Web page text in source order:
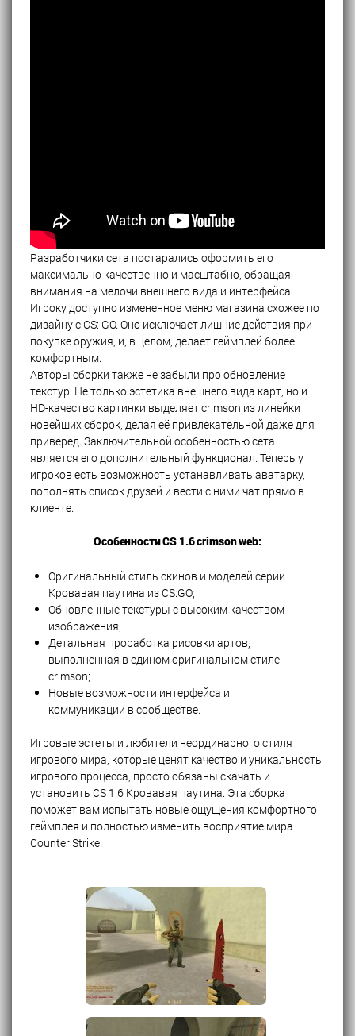
Разработчики сета постарались оформить его
максимально качественно и масштабно, обращая
внимания на мелочи внешнего вида и интерфейса.
Игроку доступно измененное меню магазина схожее по
дизайну с CS: GO. Оно исключает лишние действия при
покупке оружия, и, в целом, делает геймплей более
комфортным.
Авторы сборки также не забыли про обновление
текстур. Не только эстетика внешнего вида карт, но и
HD-качество картинки выделяет crimson из линейки
новейших сборок, делая её привлекательной даже для
приверед. Заключительной особенностью сета
является его дополнительный функционал. Теперь у
игроков есть возможность устанавливать аватарку,
пополнять список друзей и вести с ними чат прямо в
клиенте.
Особенности CS 1.6 crimson web:
Оригинальный стиль скинов и моделей серии
Кровавая паутина из CS:GO;
Обновленные текстуры с высоким качеством
изображения;
Детальная проработка рисовки артов,
выполненная в едином оригинальном стиле
crimson;
Новые возможности интерфейса и
коммуникации в сообществе.
Игровые эстеты и любители неординарного стиля
игрового мира, которые ценят качество и уникальность
игрового процесса, просто обязаны скачать и
установить CS 1.6 Кровавая паутина. Эта сборка
поможет вам испытать новые ощущения комфортного
геймплея и полностью изменить восприятие мира
Counter Strike.